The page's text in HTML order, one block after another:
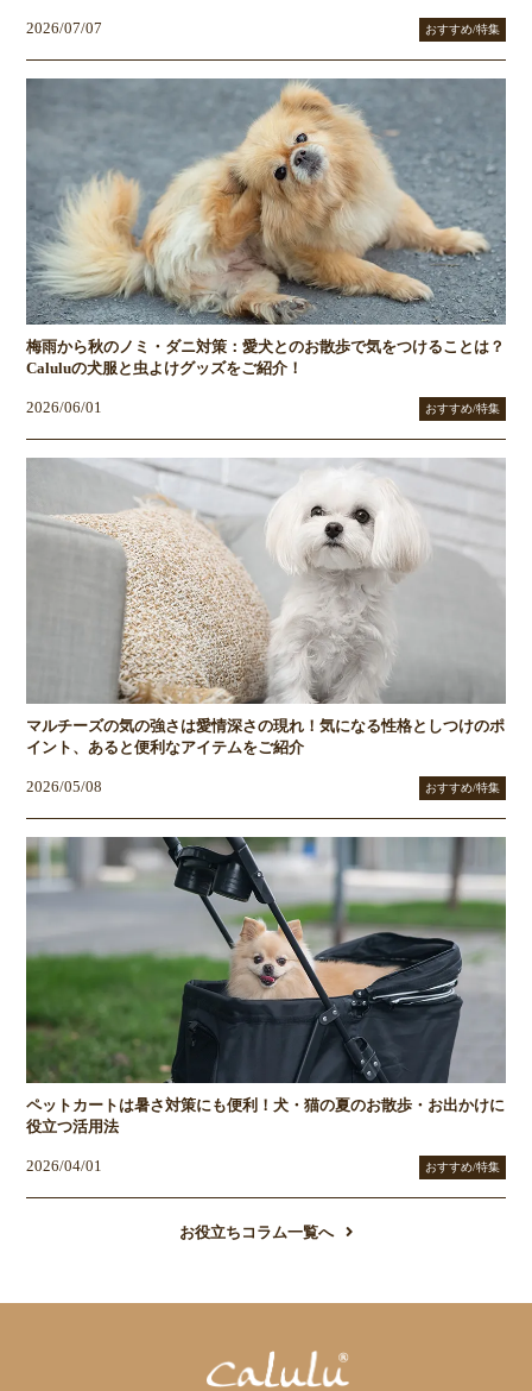
2026/07/07 おすすめ/特集
梅雨から秋のノミ・ダニ対策：愛犬とのお散歩で気をつけることは？
Caluluの犬服と虫よけグッズをご紹介！
2026/06/01 おすすめ/特集
マルチーズの気の強さは愛情深さの現れ！気になる性格としつけのポ
イント、あると便利なアイテムをご紹介
2026/05/08 おすすめ/特集
ペットカートは暑さ対策にも便利！犬・猫の夏のお散歩・お出かけに
役立つ活用法
2026/04/01 おすすめ/特集
お役立ちコラム一覧へ